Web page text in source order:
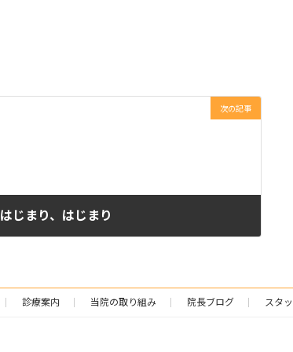
次の記事
はじまり、はじまり
診療案内 当院の取り組み 院長ブログ スタ